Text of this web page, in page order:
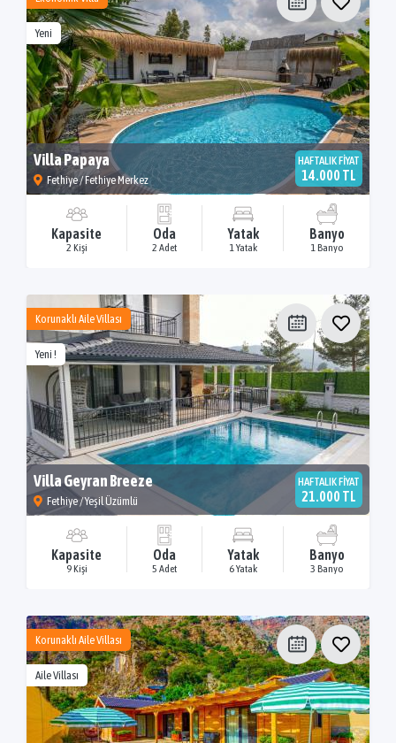
Yeni
Villa Papaya
Fethiye / Fethiye Merkez
HAFTALIK FİYAT
14.000 TL
Kapasite
2 Kişi
Oda
2 Adet
Yatak
1 Yatak
Banyo
1 Banyo
Korunaklı Aile Villası
Yeni !
Villa Geyran Breeze
Fethiye / Yeşil Üzümlü
HAFTALIK FİYAT
21.000 TL
Kapasite
9 Kişi
Oda
5 Adet
Yatak
6 Yatak
Banyo
3 Banyo
Korunaklı Aile Villası
Aile Villası